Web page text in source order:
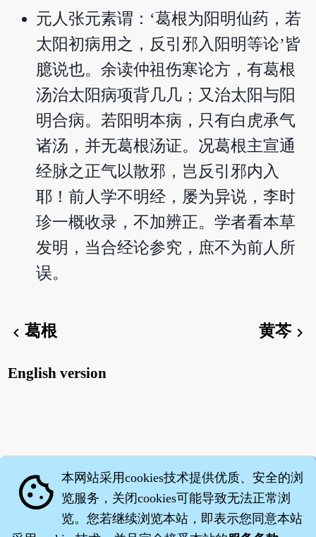
元人张元素谓：‘葛根为阳明仙药，若
太阳初病用之，反引邪入阳明等论’皆
臆说也。余读仲祖伤寒论方，有葛根
汤治太阳病项背几几；又治太阳与阳
明合病。若阳明本病，只有白虎承气
诸汤，并无葛根汤证。况葛根主宣通
经脉之正气以散邪，岂反引邪内入
耶！前人学不明经，屡为异说，李时
珍一概收录，不加辨正。学者看本草
发明，当合经论参究，庶不为前人所
误。
chevron_left葛根 黄芩chevron_right
English version
cookie 本网站采用cookies技术提供优质、安全的浏
览服务，关闭cookies可能导致无法正常浏
览。您若继续浏览本站，即表示您同意本站